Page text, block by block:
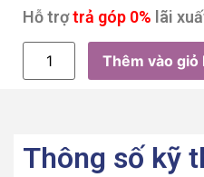
Hỗ trợtrả góp 0% lãi
Thêm vào giỏ
Thông số kỹ